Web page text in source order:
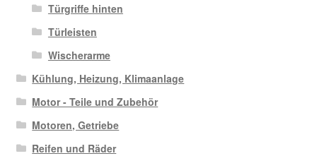
Türgriffe hinten
Türleisten
Wischerarme
Kühlung, Heizung, Klimaanlage
Motor - Teile und Zubehör
Motoren, Getriebe
Reifen und Räder